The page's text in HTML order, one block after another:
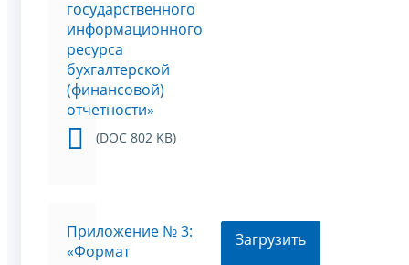
государственного
информационного
ресурса
бухгалтерской
(финансовой)
отчетности»
(DOC 802 KB)
Приложение № 3:
«Формат
Загрузить